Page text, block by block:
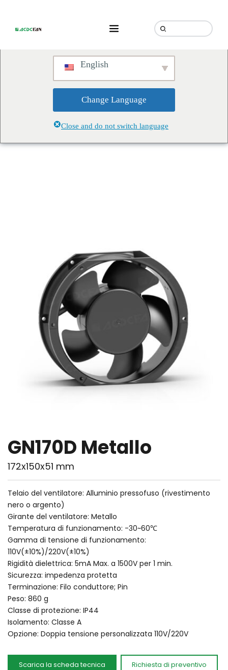
speaking a different language.
Do you want to change to:
English
Change Language
Close and do not switch language
GN170D Metallo
172x150x51 mm
Telaio del ventilatore: Alluminio pressofuso (rivestimento
nero o argento)
Girante del ventilatore: Metallo
Temperatura di funzionamento: -30~60℃
Gamma di tensione di funzionamento:
110V(±10%)/220V(±10%)
Rigidità dielettrica: 5mA Max. a 1500V per 1 min.
Sicurezza: impedenza protetta
Terminazione: Filo conduttore; Pin
Peso: 860 g
Classe di protezione: IP44
Isolamento: Classe A
Opzione: Doppia tensione personalizzata 110V/220V
Scarica la scheda tecnica Richiesta di preventivo